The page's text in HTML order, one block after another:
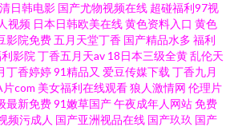
日韩电影 国产尤物视频在线 超碰福利97视
视频 日本日韩欧美在线黄色资料入口 黄色
影院免费五月天堂丁香 国产精品水多 福利
影院 丁香五月天av 18日本三级全黄乱伦天
丁香婷婷91精品又 爱豆传媒下载 丁香九月
片com 美女福利在线观看狼人激情网 伦理片
最新免费91嫩草国产午夜成年人网站免费
频污成人 国产亚洲视品在线 国产玖玖 国产